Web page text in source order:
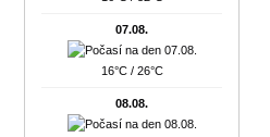
07.08.
16°C / 26°C
08.08.